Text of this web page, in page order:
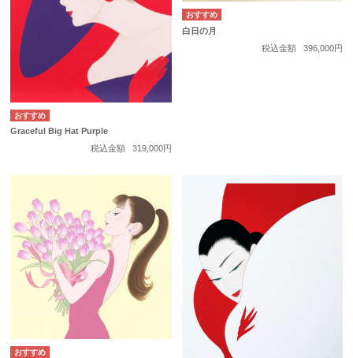
Graceful Big Hat Purple
税込金額
319,000円
白日の月
税込金額
396,000円